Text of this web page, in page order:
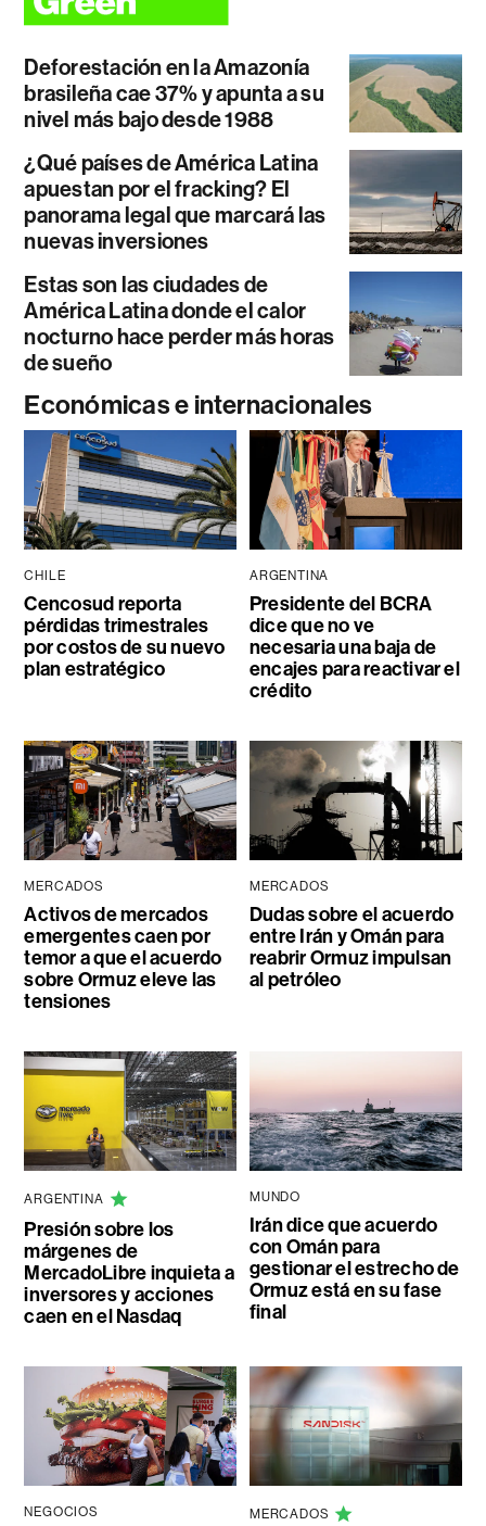
Deforestación en la Amazonía
brasileña cae 37% y apunta a su
nivel más bajo desde 1988
¿Qué países de América Latina
apuestan por el fracking? El
panorama legal que marcará las
nuevas inversiones
Estas son las ciudades de
América Latina donde el calor
nocturno hace perder más horas
de sueño
Económicas e internacionales
CHILE
Cencosud reporta
pérdidas trimestrales
por costos de su nuevo
plan estratégico
ARGENTINA
Presidente del BCRA
dice que no ve
necesaria una baja de
encajes para reactivar el
crédito
MERCADOS
Activos de mercados
emergentes caen por
temor a que el acuerdo
sobre Ormuz eleve las
tensiones
MERCADOS
Dudas sobre el acuerdo
entre Irán y Omán para
reabrir Ormuz impulsan
al petróleo
ARGENTINA
Presión sobre los
márgenes de
MercadoLibre inquieta a
inversores y acciones
caen en el Nasdaq
MUNDO
Irán dice que acuerdo
con Omán para
gestionar el estrecho de
Ormuz está en su fase
final
NEGOCIOS MERCADOS